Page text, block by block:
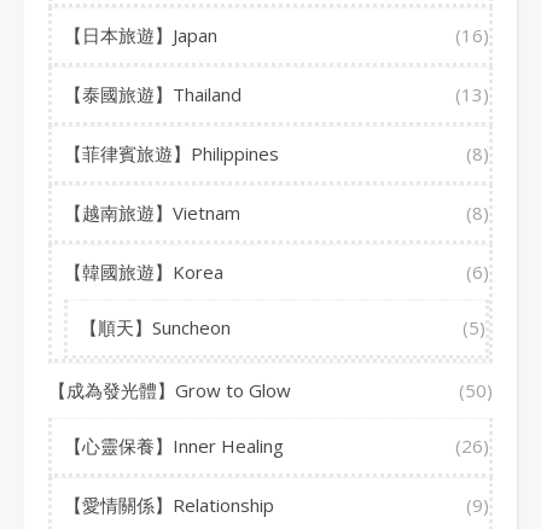
【日本旅遊】Japan (16)
【泰國旅遊】Thailand (13)
【菲律賓旅遊】Philippines (8)
【越南旅遊】Vietnam (8)
【韓國旅遊】Korea (6)
【順天】Suncheon (5)
【成為發光體】Grow to Glow (50)
【心靈保養】Inner Healing (26)
【愛情關係】Relationship (9)